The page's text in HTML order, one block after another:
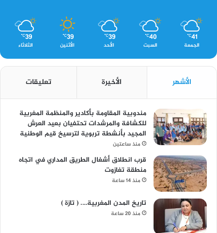
41
℃
الجمعة
40
℃
السبت
39
℃
الأحد
39
℃
الأثنين
39
℃
الثلاثاء
الأشهر الأخيرة تعليقات
مندوبية المقاومة بأكادير والمنظمة المغربية
للكشافة والمرشدات تحتفيان بعيد العرش
المجيد بأنشطة تربوية لترسيخ قيم الوطنية
منذ ساعتين
قرب انطلاق أشغال الطريق المداري في اتجاه
منطقة تغازوت
منذ 14 ساعة
تاريخ المدن المغربية…. ( تازة )
منذ 20 ساعة